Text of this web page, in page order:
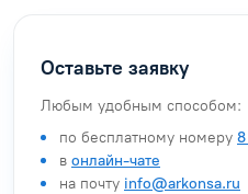
Оставьте заявку
Любым удобным способом:
по бесплатному номеру
в онлайн-чате
на почту info@arkonsa.ru